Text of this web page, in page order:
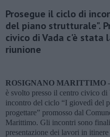
Prosegue il ciclo di
del piano strutturale".
civico di Vada c'è stata
riunione
ROSIGNANO
è svolto presso il centro civico di
incontro del ciclo “I giovedì del
progettare” promosso dal
Marittimo. Gli incontri sono
presentazione dei lavori in